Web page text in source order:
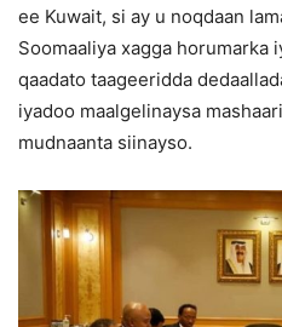
ee Kuwait, si ay u noqdaan
Soomaaliya xagga horumarka
qaadato taageeridda
iyadoo maalgelinaysa
mudnaanta siinayso.